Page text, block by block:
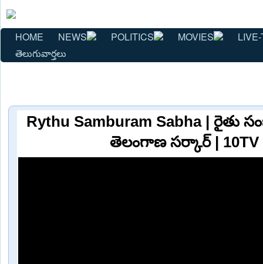
HOME NEWS POLITICS MOVIES
తెలుగువార్తలు
Rythu Samburam Sabha | రైతు
తెలంగాణ సర్కార్ | 10TV